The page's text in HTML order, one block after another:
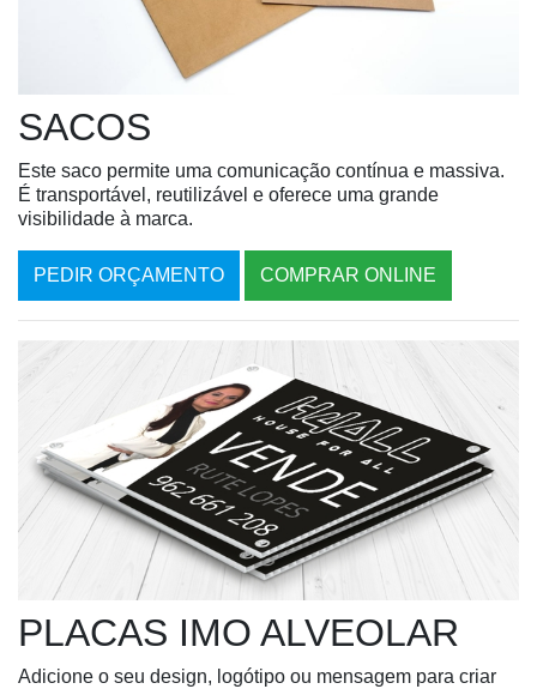
SACOS
Este saco permite uma comunicação contí­nua e massiva.
É transportável, reutilizável e oferece uma grande
visibilidade à marca.
PEDIR ORÇAMENTO COMPRAR ONLINE
PLACAS IMO ALVEOLAR
Adicione o seu design, logótipo ou mensagem para criar